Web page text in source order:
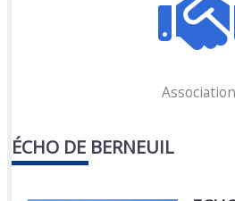
ÉCHO DE BERNEUIL